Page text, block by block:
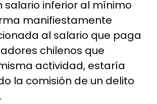
salario inferior al mínimo
manifiestamente
al salario que paga
chilenos que
actividad, estaría
la comisión de un delito